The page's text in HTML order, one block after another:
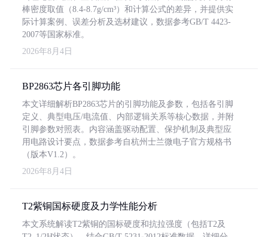
棒密度取值（8.4-8.7g/cm³）和计算公式的差异，并提供实
际计算案例、误差分析及选材建议，数据参考GB/T 4423-
2007等国家标准。
2026年8月4日
BP2863芯片各引脚功能
本文详细解析BP2863芯片的引脚功能及参数，包括各引脚
定义、典型电压/电流值、内部逻辑关系等核心数据，并附
引脚参数对照表。内容涵盖驱动配置、保护机制及典型应
用电路设计要点，数据参考自杭州士兰微电子官方规格书
（版本V1.2）。
2026年8月4日
T2紫铜国标硬度及力学性能分析
本文系统解读T2紫铜的国标硬度和抗拉强度（包括T2及